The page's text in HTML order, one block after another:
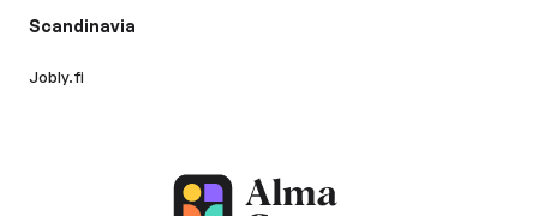
Scandinavia
Jobly.fi